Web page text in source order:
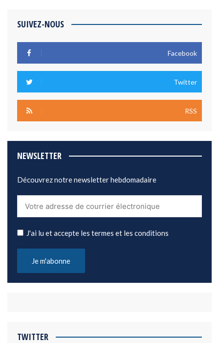
SUIVEZ-NOUS
Facebook
Twitter
RSS
NEWSLETTER
Découvrez notre newsletter hebdomadaire
J'ai lu et accepte les termes et les conditions
TWITTER